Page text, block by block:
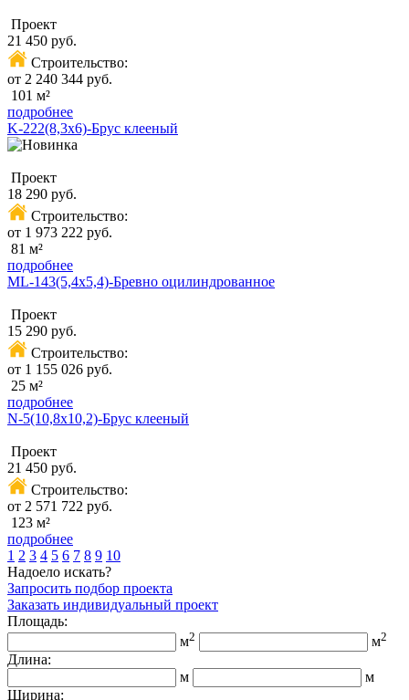
Проект
21 450 руб.
Строительство:
от 2 240 344 руб.
101 м²
подробнее
K-222(8,3x6)-Брус клееный
Проект
18 290 руб.
Строительство:
от 1 973 222 руб.
81 м²
подробнее
ML-143(5,4x5,4)-Бревно оцилиндрованное
Проект
15 290 руб.
Строительство:
от 1 155 026 руб.
25 м²
подробнее
N-5(10,8х10,2)-Брус клееный
Проект
21 450 руб.
Строительство:
от 2 571 722 руб.
123 м²
подробнее
1 2 3 4 5 6 7 8 9 10
Надоело искать?
Запросить подбор проекта
Заказать индивидуальный проект
Площадь:
м2 м2
Длина:
м
м
Ширина: